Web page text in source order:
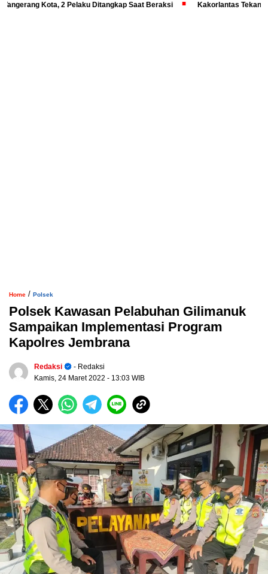
Kota, 2 Pelaku Ditangkap Saat Beraksi Kakorlantas Tekankan
Home / Polsek
Polsek Kawasan Pelabuhan Gilimanuk
Sampaikan Implementasi Program
Kapolres Jembrana
Redaksi
- Redaksi
Kamis, 24 Maret 2022 - 13:03 WIB